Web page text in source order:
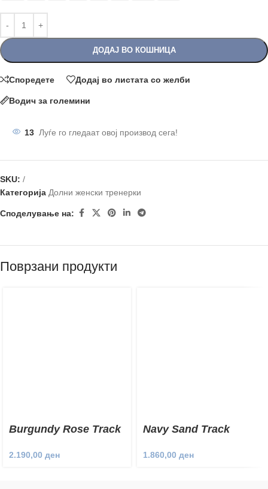
ДОДАЈ ВО КОШНИЦА
Споредете Додај во листата со желби
Водич за големини
13 Луѓе го гледаат овој производ сега!
SKU: /
Категорија Долни женски тренерки
Споделување на:
Поврзани продукти
Burgundy Rose Track
2.190,00 ден
Navy Sand Track
1.860,00 ден